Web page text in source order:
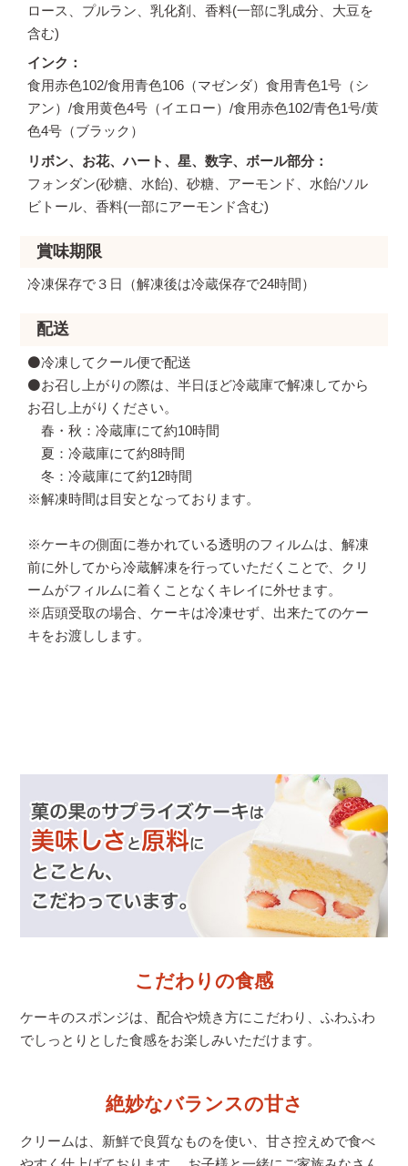
ロース、プルラン、乳化剤、香料(一部に乳成分、大豆を
含む)
インク
食用赤色102/食用青色106（マゼンダ）食用青色1号（シ
アン）/食用黄色4号（イエロー）/食用赤色102/青色1号/黄
色4号（ブラック）
リボン、お花、ハート、星、数字、ボール部分
フォンダン(砂糖、水飴)、砂糖、アーモンド、水飴/ソル
ビトール、香料(一部にアーモンド含む)
賞味期限
冷凍保存で３日（解凍後は冷蔵保存で24時間）
配送
⚫️冷凍してクール便で配送
⚫️お召し上がりの際は、半日ほど冷蔵庫で解凍してから
お召し上がりください。
春・秋：冷蔵庫にて約10時間
夏：冷蔵庫にて約8時間
冬：冷蔵庫にて約12時間
※解凍時間は目安となっております。
※ケーキの側面に巻かれている透明のフィルムは、解凍
前に外してから冷蔵解凍を行っていただくことで、クリ
ームがフィルムに着くことなくキレイに外せます。
※店頭受取の場合、ケーキは冷凍せず、出来たてのケー
キをお渡しします。
こだわりの食感
ケーキのスポンジは、配合や焼き方にこだわり、ふわふわ
でしっとりとした食感をお楽しみいただけます。
絶妙なバランスの甘さ
クリームは、新鮮で良質なものを使い、甘さ控えめで食べ